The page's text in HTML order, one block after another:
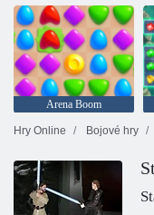
Arena Boom
Hry Online
Bojové hry